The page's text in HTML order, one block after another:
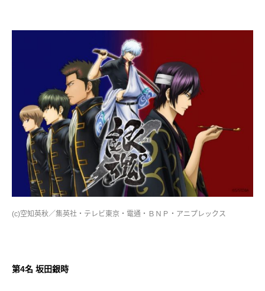
(c)空知英秋／集英社・テレビ東京・電通・ＢＮＰ・アニプレックス
第4名 坂田銀時